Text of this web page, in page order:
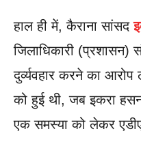
हाल ही में, कैराना सांसद
जिलाधिकारी (प्रशासन)
दुर्व्यवहार करने का
को हुई थी, जब इकरा
एक समस्या को लेकर